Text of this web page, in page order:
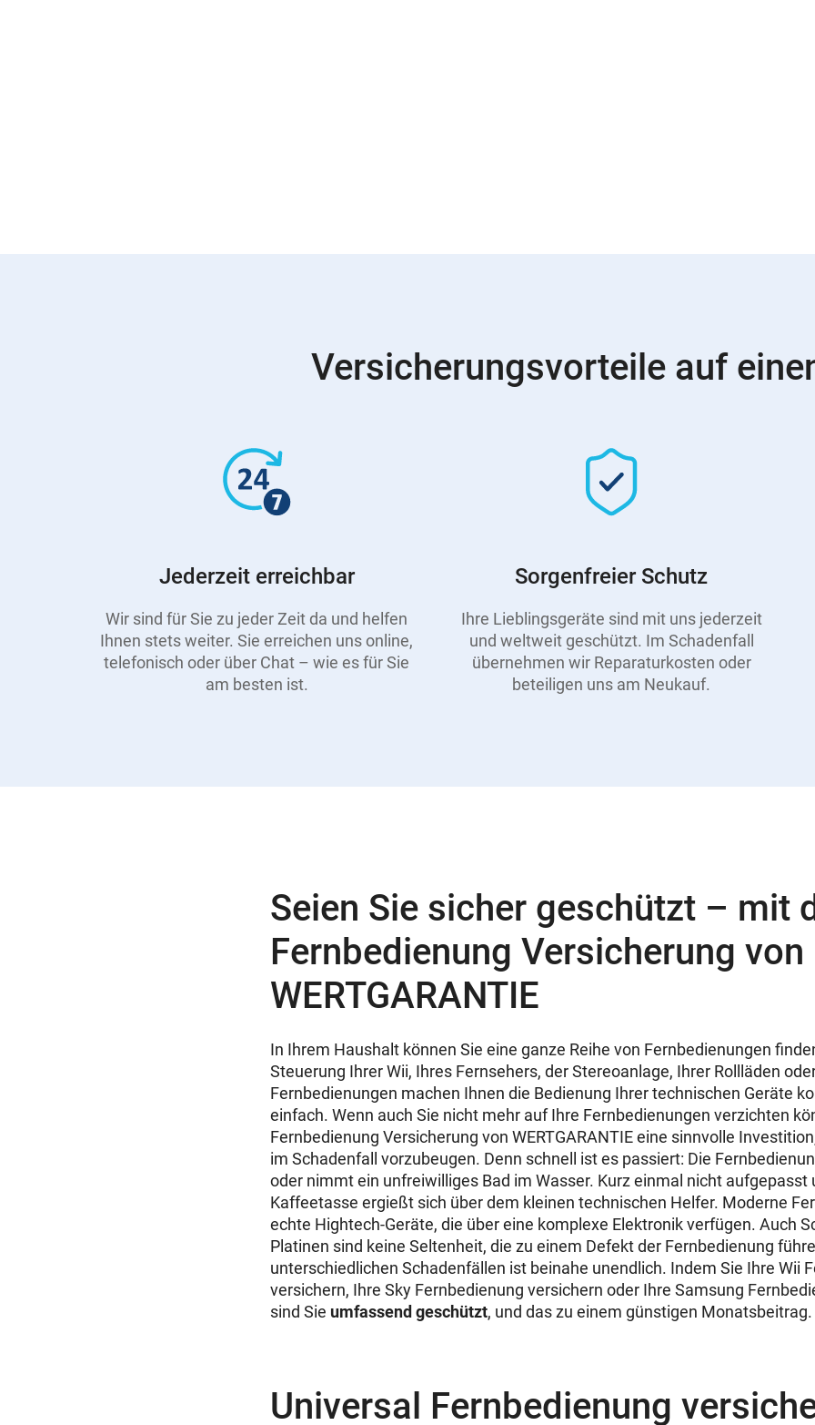
Versicherungsvorteile auf
Jederzeit erreichbar
Wir sind für Sie zu jeder Zeit da und helfen
Ihnen stets weiter. Sie erreichen uns online,
telefonisch oder über Chat – wie es für Sie
am besten ist.
Sorgenfreier Schutz
Ihre Lieblingsgeräte sind mit uns jederzeit
und weltweit geschützt. Im Schadenfall
übernehmen wir Reparaturkosten oder
beteiligen uns am Neukauf.
Seien Sie sicher geschützt – mit
Fernbedienung Versicherung von
WERTGARANTIE
In Ihrem Haushalt können Sie eine ganze Reihe von Fernbedienungen
Steuerung Ihrer Wii, Ihres Fernsehers, der Stereoanlage, Ihrer Rollläden
Fernbedienungen machen Ihnen die Bedienung Ihrer technischen Geräte
einfach. Wenn auch Sie nicht mehr auf Ihre Fernbedienungen verzichten
Fernbedienung Versicherung von WERTGARANTIE eine sinnvolle
im Schadenfall vorzubeugen. Denn schnell ist es passiert: Die
oder nimmt ein unfreiwilliges Bad im Wasser. Kurz einmal nicht aufgepasst
Kaffeetasse ergießt sich über dem kleinen technischen Helfer. Moderne
echte Hightech-Geräte, die über eine komplexe Elektronik verfügen. Auch
Platinen sind keine Seltenheit, die zu einem Defekt der Fernbedienung
unterschiedlichen Schadenfällen ist beinahe unendlich. Indem Sie Ihre Wii
versichern, Ihre Sky Fernbedienung versichern oder Ihre Samsung
sind Sie umfassend geschützt, und das zu einem günstigen Monatsbeitrag.
Universal Fernbedienung